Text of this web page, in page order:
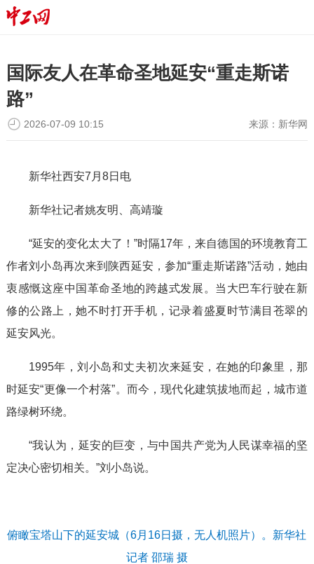
国际友人在革命圣地延安“重走斯诺
路”
来源： 新华网
2026-07-09 10:15
新华社西安7月8日电
新华社记者姚友明、高靖璇
“延安的变化太大了！”时隔17年，来自德国的环境教育工
作者刘小岛再次来到陕西延安，参加“重走斯诺路”活动，她由
衷感慨这座中国革命圣地的跨越式发展。当大巴车行驶在新
修的公路上，她不时打开手机，记录着盛夏时节满目苍翠的
延安风光。
1995年，刘小岛和丈夫初次来延安，在她的印象里，那
时延安“更像一个村落”。而今，现代化建筑拔地而起，城市道
路绿树环绕。
“我认为，延安的巨变，与中国共产党为人民谋幸福的坚
定决心密切相关。”刘小岛说。
俯瞰宝塔山下的延安城（6月16日摄，无人机照片）。新华社
记者 邵瑞 摄